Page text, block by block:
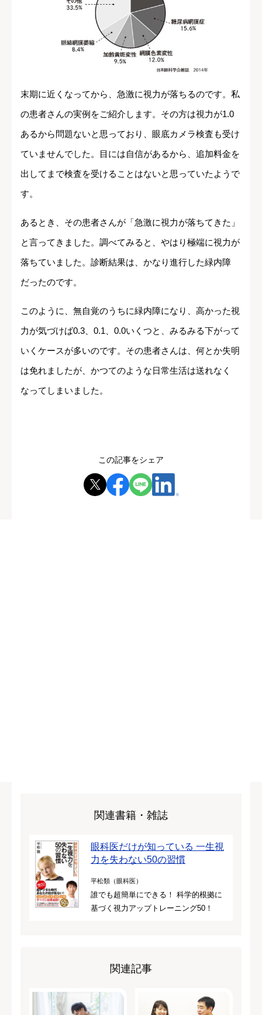
末期に近くなってから、急激に視力が落ちるのです。私
の患者さんの実例をご紹介します。その方は視力が1.0
あるから問題ないと思っており、眼底カメラ検査も受け
ていませんでした。目には自信があるから、追加料金を
出してまで検査を受けることはないと思っていたようで
す。
あるとき、その患者さんが「急激に視力が落ちてきた」
と言ってきました。調べてみると、やはり極端に視力が
落ちていました。診断結果は、かなり進行した緑内障
だったのです。
このように、無自覚のうちに緑内障になり、高かった視
力が気づけば0.3、0.1、0.0いくつと、みるみる下がって
いくケースが多いのです。その患者さんは、何とか失明
は免れましたが、かつてのような日常生活は送れなく
なってしまいました。
この記事をシェア
関連書籍・雑誌
眼科医だけが知っている 一生視
力を失わない50の習慣
平松類（眼科医）
誰でも超簡単にできる！ 科学的根拠に
基づく視力アップトレーニング50！
関連記事